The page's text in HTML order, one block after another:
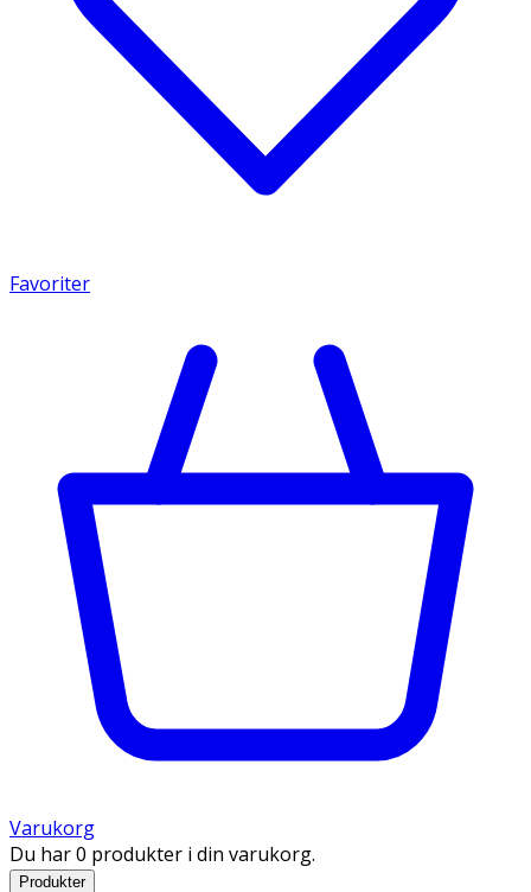
Favoriter
Varukorg
Du har 0 produkter i din varukorg.
Produkter